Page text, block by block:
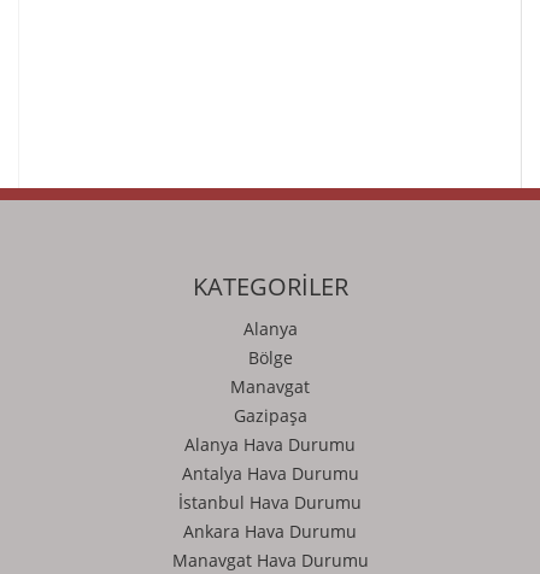
KATEGORİLER
Alanya
Bölge
Manavgat
Gazipaşa
Alanya Hava Durumu
Antalya Hava Durumu
İstanbul Hava Durumu
Ankara Hava Durumu
Manavgat Hava Durumu